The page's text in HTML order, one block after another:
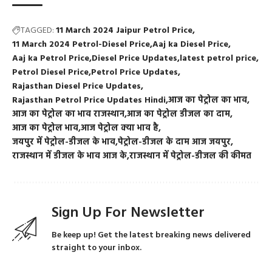
TAGGED:11 March 2024 Jaipur Petrol Price
11 March 2024 Petrol-Diesel PriceAaj ka Diesel Price
Aaj ka Petrol Price Diesel Price Updates latest petrol price
Petrol Diesel Price Petrol Price Updates
Rajasthan Diesel Price Updates
Rajasthan Petrol Price Updates Hindiआज का पेट्रोल का भाव
आज का पेट्रोल का भाव राजस्थानआज का पेट्रोल डीजल का दाम
आज का पेट्रोल भावआज पेट्रोल क्या भाव है
जयपुर में पेट्रोल-डीजल के भावपेट्रोल-डीजल के दाम आज जयपुर
राजस्थान में डीजल के भाव आज केराजस्थान में पेट्रोल-डीजल की कीमत
Sign Up For Newsletter
Be keep up! Get the latest breaking news delivered
straight to your inbox.